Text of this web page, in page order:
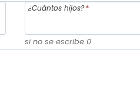
¿Cuántos hijos?*
si no se escribe 0